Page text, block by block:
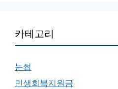
카테고리
눈썹
민생회복지원금